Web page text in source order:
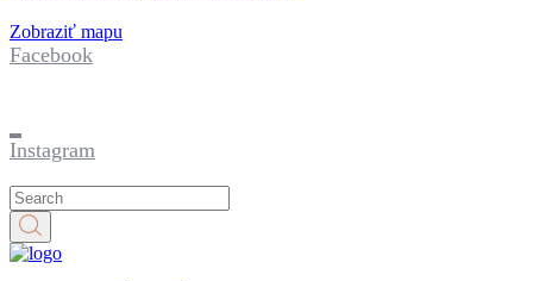
Zobraziť mapu
Facebook
Instagram